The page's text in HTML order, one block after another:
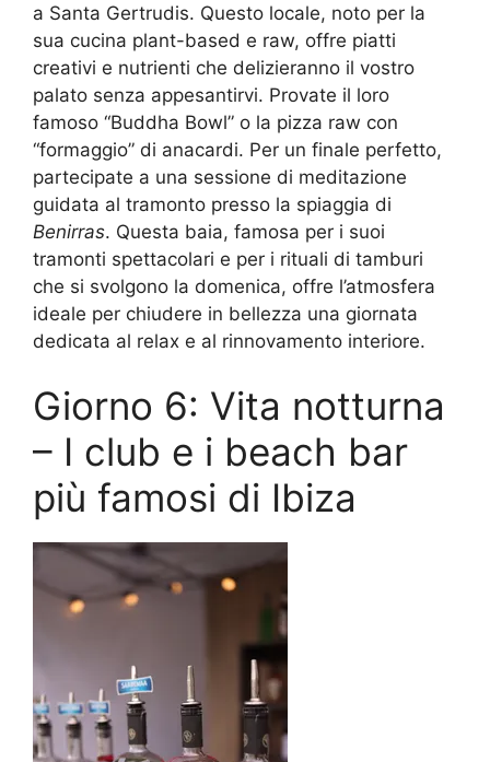
a Santa Gertrudis. Questo locale, noto per la
sua cucina plant-based e raw, offre piatti
creativi e nutrienti che delizieranno il vostro
palato senza appesantirvi. Provate il loro
famoso “Buddha Bowl” o la pizza raw con
“formaggio” di anacardi. Per un finale perfetto,
partecipate a una sessione di meditazione
guidata al tramonto presso la spiaggia di
Benirras. Questa baia, famosa per i suoi
tramonti spettacolari e per i rituali di tamburi
che si svolgono la domenica, offre l’atmosfera
ideale per chiudere in bellezza una giornata
dedicata al relax e al rinnovamento interiore.
Giorno 6: Vita notturna
– I club e i beach bar
più famosi di Ibiza